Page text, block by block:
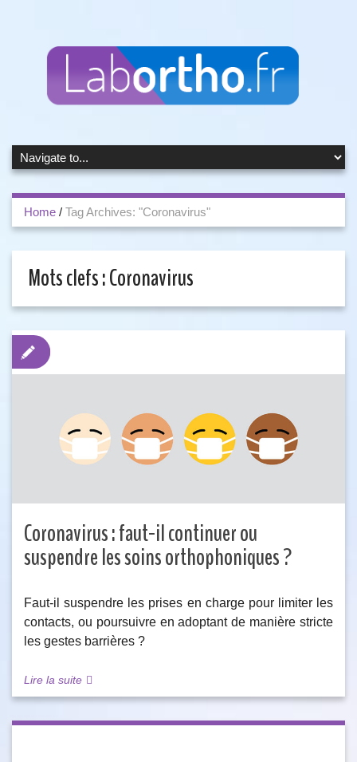
Home / Tag Archives: "Coronavirus"
Mots clefs :Coronavirus
Coronavirus : faut-il continuer ou
suspendre les soins orthophoniques ?
Faut-il suspendre les prises en charge pour limiter les
contacts, ou poursuivre en adoptant de manière stricte
les gestes barrières ?
Lire la suite